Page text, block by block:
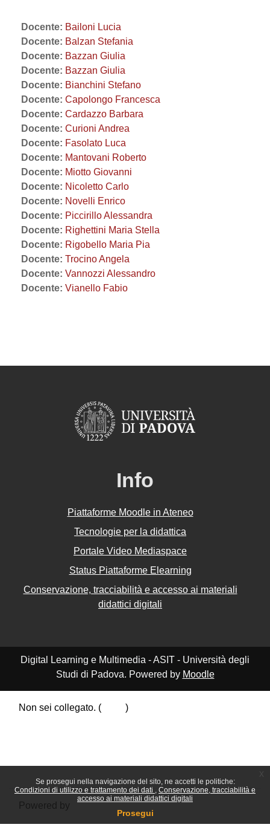
Se prosegui nella navigazione del sito, ne accetti le politiche:
Condizioni di utilizzo e trattamento dei dati
Conservazione, tracciabilità e
accesso ai materiali didattici digitali
Prosegui
Docente: Bailoni Lucia
Docente: Balzan Stefania
Docente: Bazzan Giulia
Docente: Bazzan Giulia
Docente: Bianchini Stefano
Docente: Capolongo Francesca
Docente: Cardazzo Barbara
Docente: Curioni Andrea
Docente: Fasolato Luca
Docente: Mantovani Roberto
Docente: Miotto Giovanni
Docente: Nicoletto Carlo
Docente: Novelli Enrico
Docente: Piccirillo Alessandra
Docente: Righettini Maria Stella
Docente: Rigobello Maria Pia
Docente: Trocino Angela
Docente: Vannozzi Alessandro
Docente: Vianello Fabio
Info
Piattaforme Moodle in Ateneo
Tecnologie per la didattica
Portale Video Mediaspace
Status Piattaforme Elearning
Conservazione, tracciabilità e accesso ai materiali
didattici digitali
Digital Learning e Multimedia - ASIT - Università degli
Studi di Padova. Powered by Moodle
Non sei collegato. (
)
Powered by Moodle